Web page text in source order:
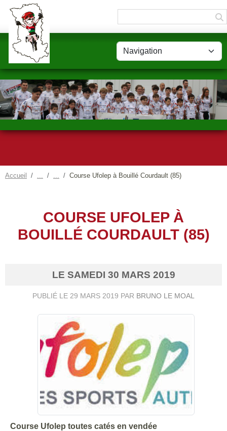
Accueil Course Ufolep à Bouillé Courdault (85)
COURSE UFOLEP À
BOUILLÉ COURDAULT (85)
LE SAMEDI 30 MARS 2019
PUBLIÉ LE 29 MARS 2019 PAR BRUNO LE MOAL
Course Ufolep toutes catés en vendée
Panneau de gestion des cookies